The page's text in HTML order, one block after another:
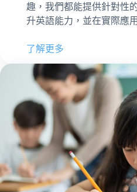
趣，我們都能提供針對性
升英語能力，並在實際應
了解更多